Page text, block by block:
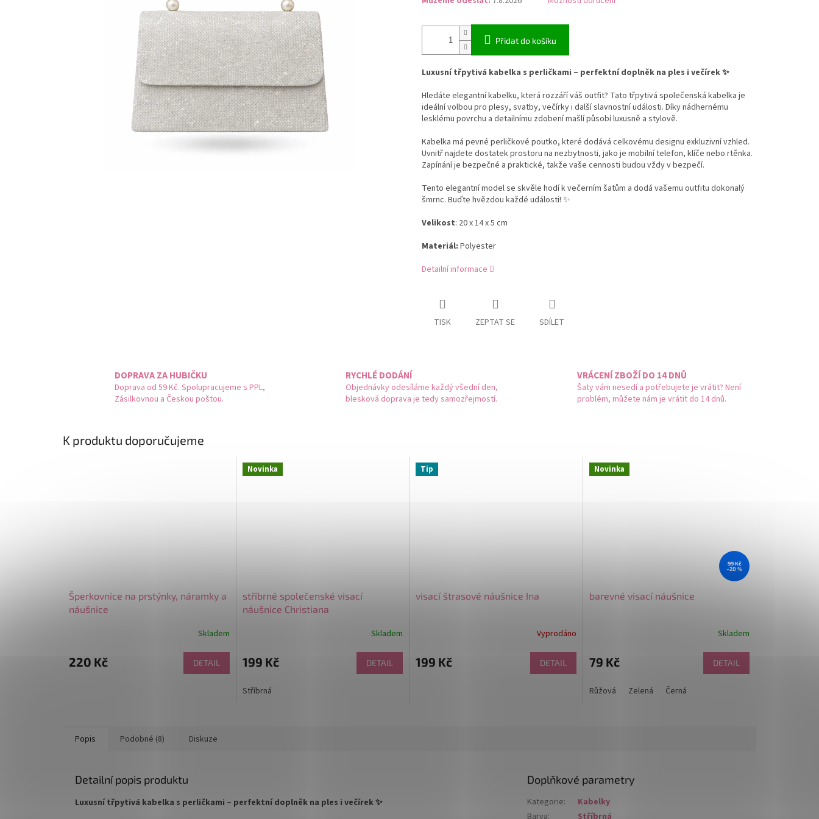
Přidat do košíku
Luxusní třpytivá kabelka s perličkami – perfektní doplněk na ples i večírek ✨
Hledáte elegantní kabelku, která rozzáří váš outfit? Tato třpytivá společenská kabelka je
ideální volbou pro plesy, svatby, večírky i další slavnostní události. Díky nádhernému
lesklému povrchu a detailnímu zdobení mašlí působí luxusně a stylově.
Kabelka má pevné perličkové poutko, které dodává celkovému designu exkluzivní vzhled.
Uvnitř najdete dostatek prostoru na nezbytnosti, jako je mobilní telefon, klíče nebo rtěnka.
Zapínání je bezpečné a praktické, takže vaše cennosti budou vždy v bezpečí.
Tento elegantní model se skvěle hodí k večerním šatům a dodá vašemu outfitu dokonalý
šmrnc. Buďte hvězdou každé události! ✨
Velikost: 20 x 14 x 5 cm
Materiál: Polyester
Detailní informace
TISK ZEPTAT SE SDÍLET
DOPRAVA ZA HUBIČKU
Doprava od 59 Kč. Spolupracujeme s PPL,
Zásilkovnou a Českou poštou.
RYCHLÉ DODÁNÍ
Objednávky odesíláme každý všední den,
blesková doprava je tedy samozřejmostí.
VRÁCENÍ ZBOŽÍ DO 14 DNŮ
Šaty vám nesedí a potřebujete je vrátit? Není
problém, můžete nám je vrátit do 14 dnů.
K produktu doporučujeme
Šperkovnice na prstýnky, náramky a
náušnice
Skladem
220 Kč DETAIL
Novinka
stříbrné společenské visací
náušnice Christiana
Skladem
199 Kč DETAIL
Stříbrná
Tip
visací štrasové náušnice Ina
Vyprodáno
199 Kč DETAIL
Novinka
99 Kč
–20 %
barevné visací náušnice
Skladem
79 Kč DETAIL
Růžová Zelená Černá
Popis Podobné (8) Diskuze
Detailní popis produktu
Luxusní třpytivá kabelka s perličkami – perfektní doplněk na ples i večírek ✨
Doplňkové parametry
Kategorie:
Kabelky
Barva: Stříbrná